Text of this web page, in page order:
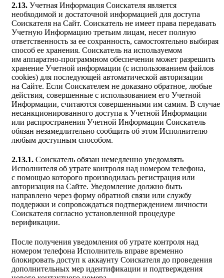
2.13. Учетная Информация Соискателя является
необходимой и достаточной информацией для доступа
Соискателя на Сайт. Соискатель не имеет права передавать
Учетную Информацию третьим лицам, несет полную
ответственность за ее сохранность, самостоятельно выбирая
способ ее хранения. Соискатель на используемом
им аппаратно-программном обеспечении может разрешить
хранение Учетной информации (с использованием файлов
cookies) для последующей автоматической авторизации
на Сайте. Если Соискателем не доказано обратное, любые
действия, совершенные с использованием его Учетной
Информации, считаются совершенными им самим. В случае
несанкционированного доступа к Учетной Информации
или распространения Учетной Информации Соискатель
обязан незамедлительно сообщить об этом Исполнителю
любым доступным способом.
2.13.1. Соискатель обязан немедленно уведомлять
Исполнителя об утрате контроля над номером телефона,
с помощью которого производилась регистрация или
авторизация на Сайте. Уведомление должно быть
направлено через форму обратной связи или службу
поддержки и сопровождаться подтверждением личности
Соискателя согласно установленной процедуре
верификации.
После получения уведомления об утрате контроля над
номером телефона Исполнитель вправе временно
блокировать доступ к аккаунту Соискателя до проведения
дополнительных мер идентификации и подтверждения